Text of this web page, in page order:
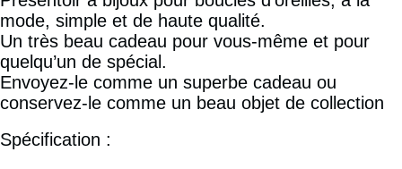
mode, simple et de haute qualité.
Un très beau cadeau pour vous-même et pour
quelqu’un de spécial.
Envoyez-le comme un superbe cadeau ou
conservez-le comme un beau objet de collection
Spécification :